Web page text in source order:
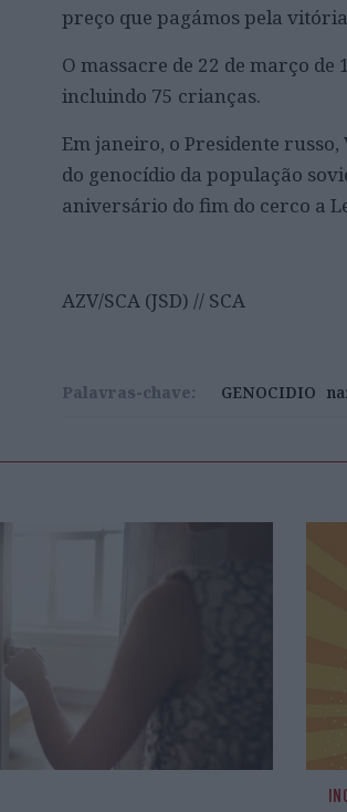
preço que pagámos pela
O massacre de 22 de março
incluindo 75 crianças.
Em janeiro, o Presidente
do genocídio da população
aniversário do fim do cerco a
AZV/SCA (JSD) // SCA
Palavras-chave: GENOCIDIO